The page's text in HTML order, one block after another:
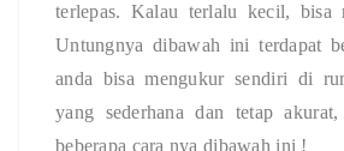
terlepas. Kalau terlalu kecil, bisa
Untungnya dibawah ini terdapat
anda bisa mengukur sendiri di
yang sederhana dan tetap
beberapa cara nya dibawah ini !